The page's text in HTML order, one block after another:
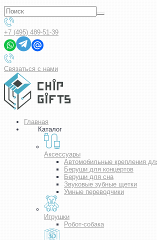
+7 (495) 489-51-39
Связаться с нами
Главная
Каталог
Аксессуары
Автомобильные крепления
Беруши для концертов
Беруши для сна
Звуковые зубные щетки
Умные переводчики
Игрушки
Робот-собака